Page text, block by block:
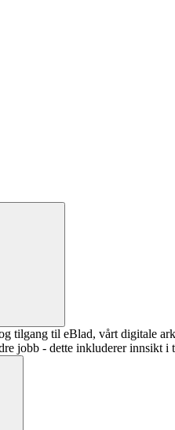
tilgang til eBlad, vårt digitale
jobb - dette inkluderer innsikt i